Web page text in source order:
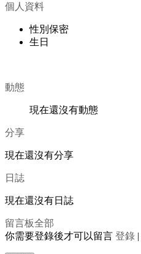
個人資料
性別 保密
生日
動態
現在還沒有動態
分享
現在還沒有分享
日誌
現在還沒有日誌
留言板全部
你需要登錄後才可以留言 登錄 |